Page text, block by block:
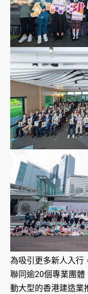
為吸引更多新人入行
聯同逾20個專業團
動大型的香港建造業